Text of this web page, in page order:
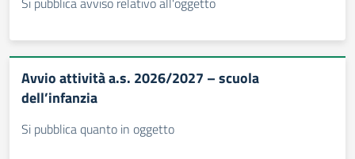
Avvio attività a.s. 2026/2027 – scuola
dell’infanzia
Si pubblica quanto in oggetto